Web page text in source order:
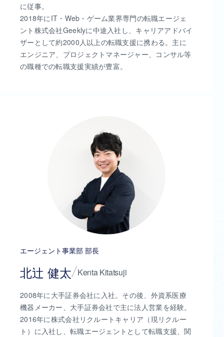
に従事。
2018年にIT・Web・ゲーム業界専門の転職エージェ
ント株式会社Geeklyに中途入社し、キャリアアドバイ
ザーとして約2000人以上の転職支援に携わる。主に
エンジニア、プロジェクトマネージャー、コンサル等
の職種での転職支援実績が豊富。
エージェント事業部 部長
北辻 健太 Kenta Kitatsuji
2008年に大手証券会社に入社。その後、外資系医療
機器メーカー、大手証券会社で主に法人営業を経験。
2016年に株式会社リクルートキャリア（現リクルー
ト）に入社し、転職エージェントとして転職支援、関